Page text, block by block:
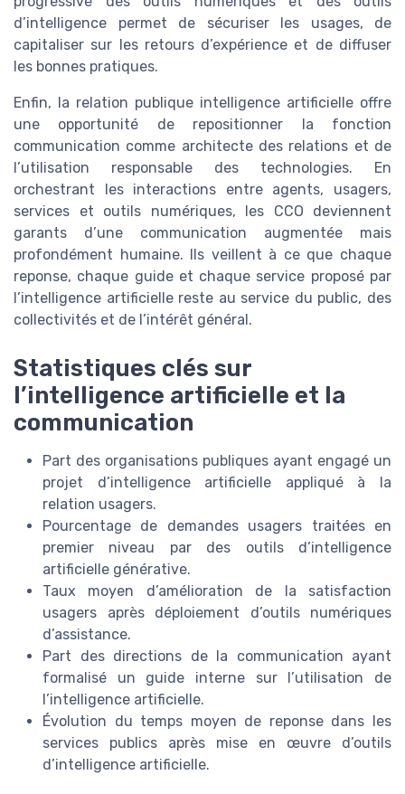
d’intelligence permet de sécuriser les usages, de
capitaliser sur les retours d’expérience et de diffuser
les bonnes pratiques.
Enfin, la relation publique intelligence artificielle offre
une opportunité de repositionner la fonction
communication comme architecte des relations et de
l’utilisation responsable des technologies. En
orchestrant les interactions entre agents, usagers,
services et outils numériques, les CCO deviennent
garants d’une communication augmentée mais
profondément humaine. Ils veillent à ce que chaque
reponse, chaque guide et chaque service proposé par
l’intelligence artificielle reste au service du public, des
collectivités et de l’intérêt général.
Statistiques clés sur
l’intelligence artificielle et la
communication
Part des organisations publiques ayant engagé un
projet d’intelligence artificielle appliqué à la
relation usagers.
Pourcentage de demandes usagers traitées en
premier niveau par des outils d’intelligence
artificielle générative.
Taux moyen d’amélioration de la satisfaction
usagers après déploiement d’outils numériques
d’assistance.
Part des directions de la communication ayant
formalisé un guide interne sur l’utilisation de
l’intelligence artificielle.
Évolution du temps moyen de reponse dans les
services publics après mise en œuvre d’outils
d’intelligence artificielle.